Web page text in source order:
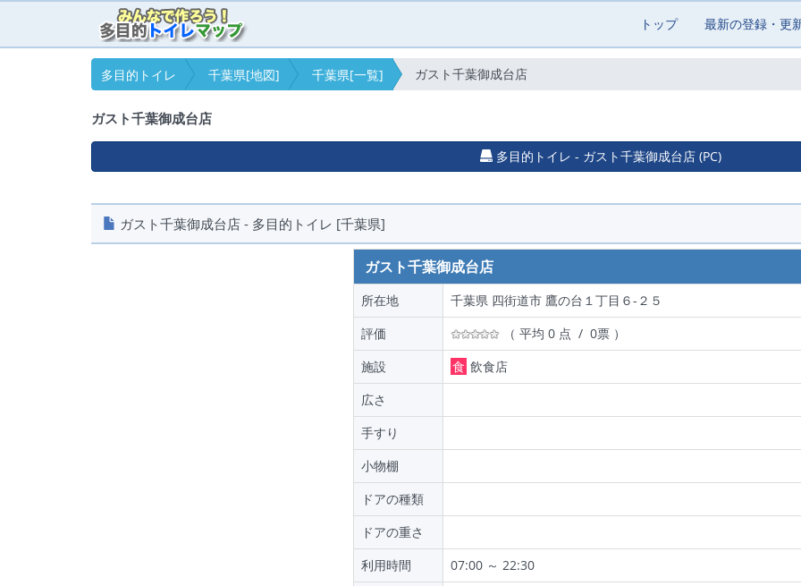
トップ 最新の登録・更
多目的トイレ 千葉県[地図] 千葉県[一覧] ガスト千葉御成台店
ガスト千葉御成台店
多目的トイレ - ガスト千葉御成台店 (PC)
ガスト千葉御成台店 - 多目的トイレ [千葉県]
ガスト千葉御成台店
所在地
千葉県 四街道市 鷹の台１丁目６-２５
評価
（ 平均 0 点 / 0票 ）
施設
食 飲食店
広さ
手すり
小物棚
ドアの種類
ドアの重さ
利用時間
07:00 ～ 22:30